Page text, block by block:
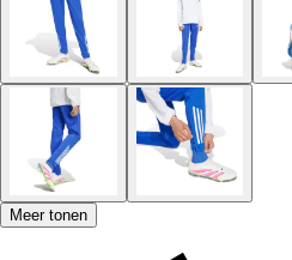
Meer tonen